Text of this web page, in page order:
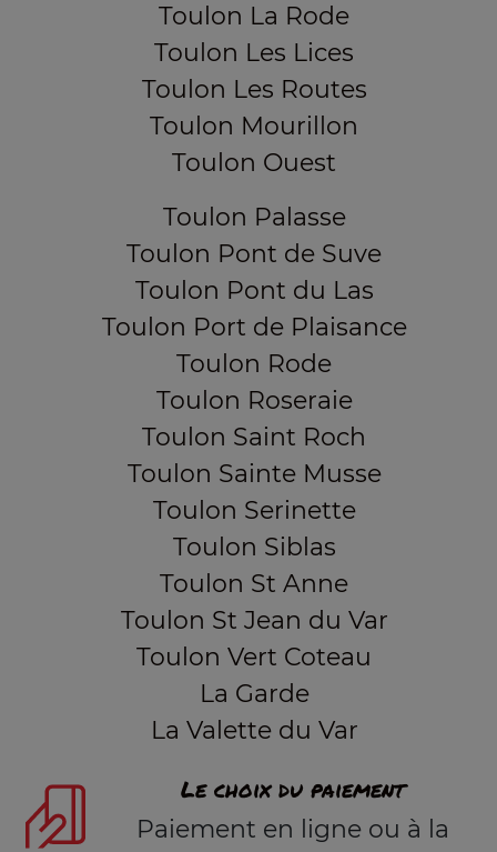
Toulon La Rode
Toulon Les Lices
Toulon Les Routes
Toulon Mourillon
Toulon Ouest
Toulon Palasse
Toulon Pont de Suve
Toulon Pont du Las
Toulon Port de Plaisance
Toulon Rode
Toulon Roseraie
Toulon Saint Roch
Toulon Sainte Musse
Toulon Serinette
Toulon Siblas
Toulon St Anne
Toulon St Jean du Var
Toulon Vert Coteau
La Garde
La Valette du Var
Le choix du paiement
Paiement en ligne ou à la